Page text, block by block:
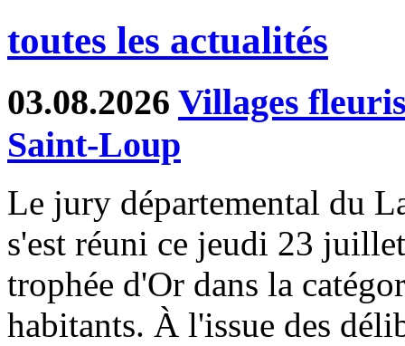
toutes les actualités
03.08.2026 Villages
Saint-Loup
Le jury départemental du
s'est réuni ce jeudi 23
trophée d'Or dans la
habitants. À l'issue des